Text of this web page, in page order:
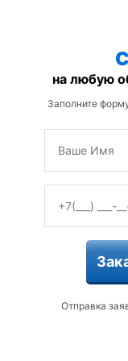
на любую
Заполните
Отправка